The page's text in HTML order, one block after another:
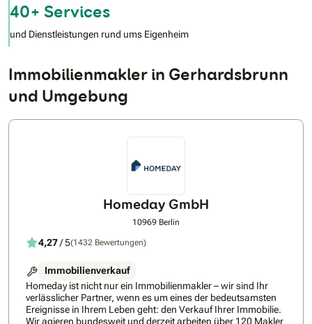
40+ Services
und Dienstleistungen rund ums Eigenheim
Immobilienmakler in Gerhardsbrunn
und Umgebung
Homeday GmbH
10969 Berlin
4,27/ 5(1432 Bewertungen)
Immobilienverkauf
Homeday ist nicht nur ein Immobilienmakler – wir sind Ihr
verlässlicher Partner, wenn es um eines der bedeutsamsten
Ereignisse in Ihrem Leben geht: den Verkauf Ihrer Immobilie.
Wir agieren bundesweit und derzeit arbeiten über 120 Makler